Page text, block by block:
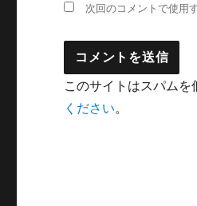
次回のコメントで使用
このサイトはスパム
ください。